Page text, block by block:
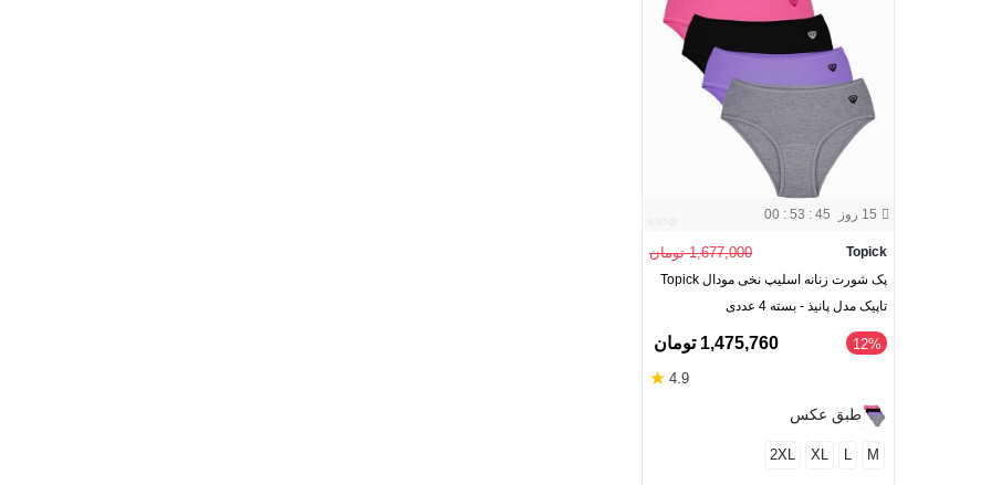
15 روز 00 : 53 : 44
Topick 1,677,000 تومان
پک شورت زنانه اسلیپ نخی مودال Topick
تاپیک مدل پانیذ - بسته 4 عددی
‎12% 1,475,760 تومان
4.9
★
طبق عکس
M
L
XL
2XL